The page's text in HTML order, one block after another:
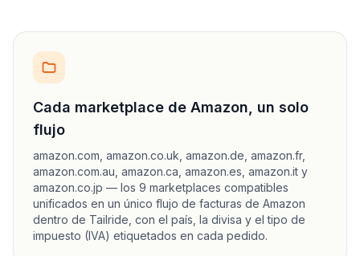
Cada marketplace de Amazon, un solo
flujo
amazon.com, amazon.co.uk, amazon.de, amazon.fr,
amazon.com.au, amazon.ca, amazon.es, amazon.it y
amazon.co.jp — los 9 marketplaces compatibles
unificados en un único flujo de facturas de Amazon
dentro de Tailride, con el país, la divisa y el tipo de
impuesto (IVA) etiquetados en cada pedido.